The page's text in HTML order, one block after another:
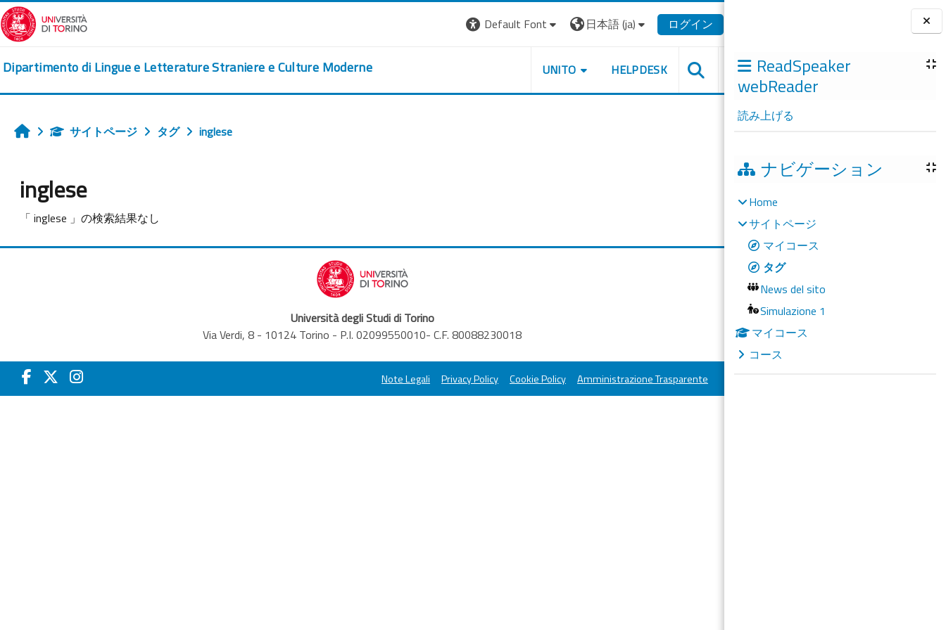
メインコンテンツへスキップする
ブロック
ReadSpeaker
webReader
読み上げる
ナビゲーション
Home
サイトページ
マイコース
タグ
News del sito
Simulazione 1
マイコース
コース
Default Font 日本語 ‎(ja)‎ ログイン
Dipartimento di Lingue e Letterature Straniere e Culture Moderne UNITO HELPDESK
ホームサイトページ タグ inglese
inglese
「 inglese 」の検索結果なし
Università degli Studi di Torino
Via Verdi, 8 - 10124 Torino - P.I. 02099550010- C.F. 80088230018
Note Legali Privacy Policy Cookie Policy Amministrazione Trasparente